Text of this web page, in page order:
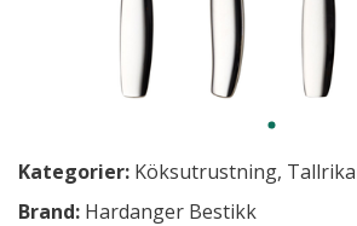
Kategorier: Köksutrustning,
Brand: Hardanger Bestikk